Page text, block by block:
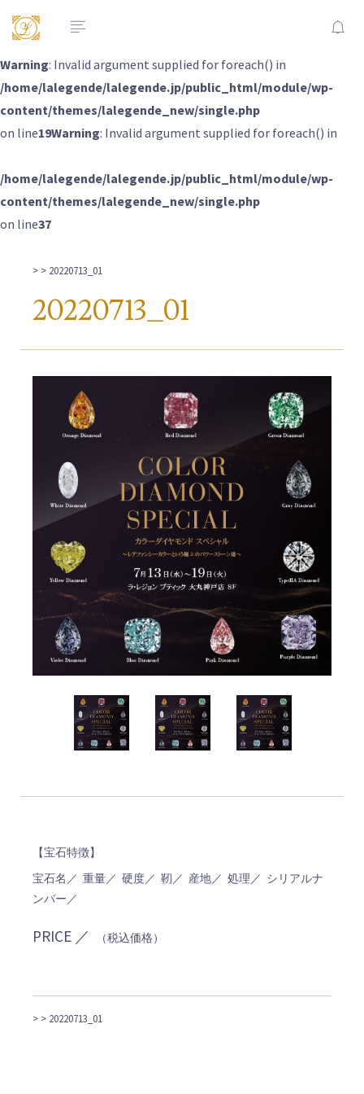
Warning: Invalid argument supplied for foreach() in
/home/lalegende/lalegende.jp/public_html/module/wp-
content/themes/lalegende_new/single.php
on line19Warning: Invalid argument supplied for foreach() in
/home/lalegende/lalegende.jp/public_html/module/wp-
content/themes/lalegende_new/single.php
on line37
> > 20220713_01
20220713_01
【宝石特徴】
宝石名／ 重量／ 硬度／ 靭／ 産地／ 処理／ シリアルナ
ンバー／
PRICE ／ （税込価格）
> > 20220713_01